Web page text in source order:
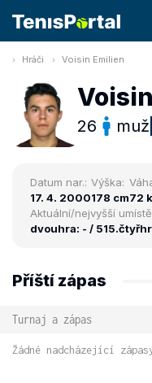
Hráči Voisin Emilien
26 muž
Datum nar.:
17. 4. 2000
Výška:
178 cm72
Aktuální/nejvyšší
dvouhra: - / 515.
Příští zápas
Turnaj a zápas
Žádné nadcházející